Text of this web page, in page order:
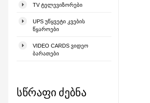
TV ᲢᲔᲚᲔᲕᲘᲖᲝᲠᲔᲑᲘ
UPS ᲣᲬᲧᲕᲔᲢᲘ ᲙᲕᲔᲑᲘᲡ
ᲬᲧᲐᲠᲝᲔᲑᲘ
VIDEO CARDS ᲕᲘᲓᲔᲝ
ᲑᲐᲠᲐᲗᲔᲑᲘ
სწრაფი ძებნა